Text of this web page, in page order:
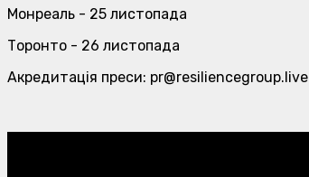
Монреаль - 25 листопада
Торонто - 26 листопада
Акредитація преси: pr@resiliencegroup.live